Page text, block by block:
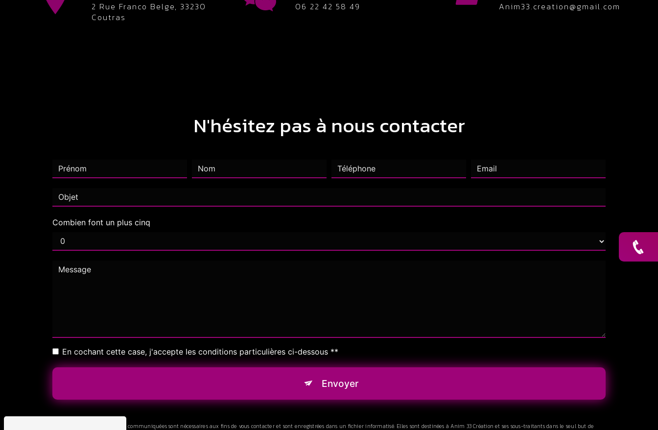
2 Rue Franco Belge, 33230
Coutras
06 22 42 58 49 anim33.creation@gmail.com
N'hésitez pas à nous contacter
Combien font un plus cinq
En cochant cette case, j'accepte les conditions particulières ci-dessous **
Envoyer
** Les données personnelles communiquées sont nécessaires aux fins de vous contacter et sont enregistrées dans un fichier informatisé. Elles sont destinées à Anim 33 Création et ses sous-traitants dans le seul but de